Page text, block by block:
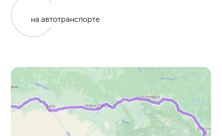
на автотранспорте